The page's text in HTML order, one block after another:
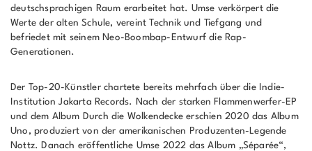
deutschsprachigen Raum erarbeitet hat. Umse verkörpert die
Werte der alten Schule, vereint Technik und Tiefgang und
befriedet mit seinem Neo-Boombap-Entwurf die Rap-
Generationen.
Der Top-20-Künstler chartete bereits mehrfach über die Indie-
Institution Jakarta Records. Nach der starken Flammenwerfer-EP
und dem Album Durch die Wolkendecke erschien 2020 das Album
Uno, produziert von der amerikanischen Produzenten-Legende
Nottz. Danach eröffentliche Umse 2022 das Album „Séparée“,